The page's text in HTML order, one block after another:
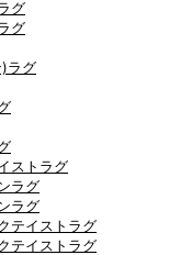
グ
グ
ラグ
ストラグ
ラグ
ラグ
テイストラグ
テイストラグ